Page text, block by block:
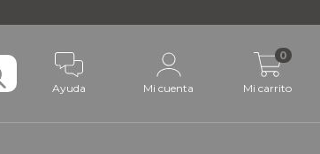
Ayuda Mi cuenta Mi carrito
0